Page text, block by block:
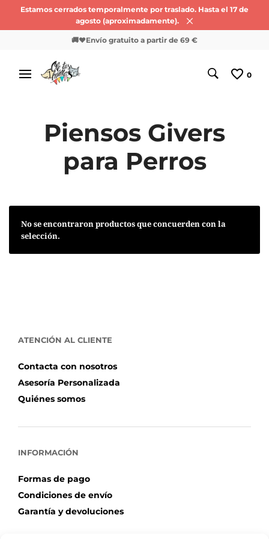
Estamos cerrados temporalmente por traslado. Hasta el 17 de
agosto (aproximadamente).
🚚❤️Envío gratuito a partir de 69 €
0
Piensos Givers
para Perros
No se encontraron productos que concuerden con la
selección.
ATENCIÓN AL CLIENTE
Contacta con nosotros
Asesoría Personalizada
Quiénes somos
INFORMACIÓN
Formas de pago
Condiciones de envío
Garantía y devoluciones